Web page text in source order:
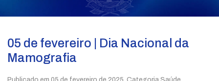
05 de fevereiro | Dia Nacional da
Mamografia